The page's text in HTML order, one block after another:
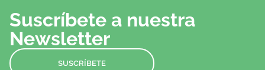
Suscríbete a nuestra
Newsletter
SUSCRÍBETE